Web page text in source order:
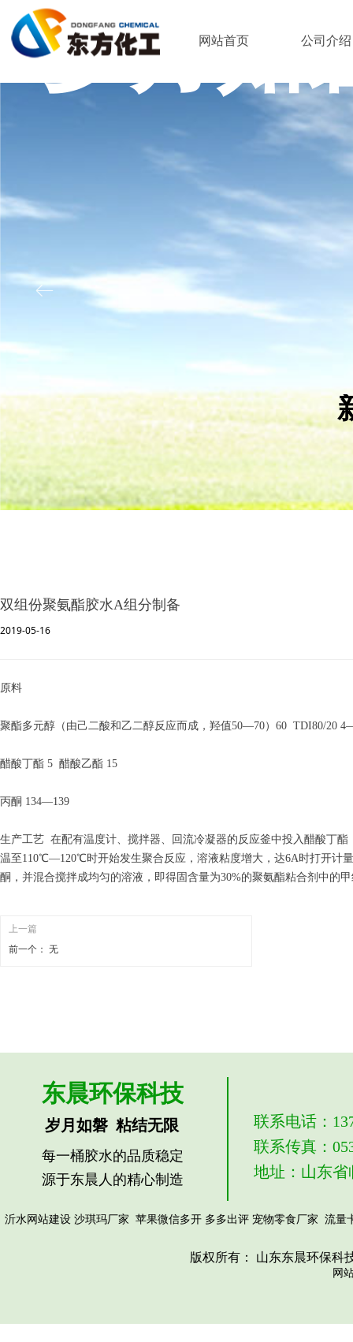
网站首页 公司介绍
岁月如
粘
ꂃ
双组份聚氨酯胶水A组分制备
2019-05-16
原料
聚酯多元醇（由己二酸和乙二醇反应而成，羟值50—70）60 TDI80/20
醋酸丁酯 5 醋酸乙酯 15
丙酮 134—139
生产工艺 在配有温度计、搅拌器、回流冷凝器的反应釜中投入醋酸丁
温至110℃—120℃时开始发生聚合反应，溶液粘度增大，达6A时打开计
酮，并混合搅拌成均匀的溶液，即得固含量为30%的聚氨酯粘合剂中的
上一篇
前一个： 无
东晨环保科技
岁月如磐 粘结无限
每一桶胶水的品质稳定
源于东晨人的精心制造
版权所有： 山东东晨环保科
联系电话：
联系传真：
地址：山东
网
沂水网站建设 沙琪玛厂家 苹果微信多开 多多出评 宠物零食厂家 流量